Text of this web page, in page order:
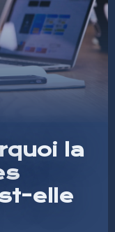
la
elle